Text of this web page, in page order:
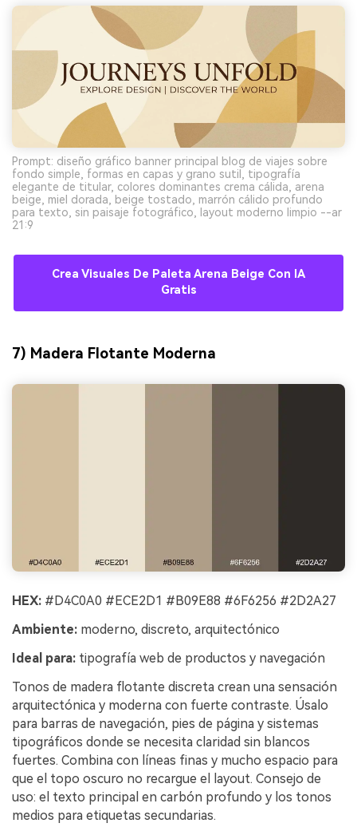
Prompt: diseño gráfico banner principal blog de viajes sobre
fondo simple, formas en capas y grano sutil, tipografía
elegante de titular, colores dominantes crema cálida, arena
beige, miel dorada, beige tostado, marrón cálido profundo
para texto, sin paisaje fotográfico, layout moderno limpio --ar
21:9
Crea Visuales De Paleta Arena Beige Con IA
Gratis
7) Madera Flotante Moderna
HEX: #D4C0A0 #ECE2D1 #B09E88 #6F6256 #2D2A27
Ambiente: moderno, discreto, arquitectónico
Ideal para: tipografía web de productos y navegación
Tonos de madera flotante discreta crean una sensación
arquitectónica y moderna con fuerte contraste. Úsalo
para barras de navegación, pies de página y sistemas
tipográficos donde se necesita claridad sin blancos
fuertes. Combina con líneas finas y mucho espacio para
que el topo oscuro no recargue el layout. Consejo de
uso: el texto principal en carbón profundo y los tonos
medios para etiquetas secundarias.